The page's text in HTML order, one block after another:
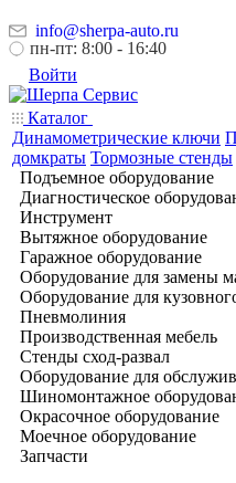
info@sherpa-auto.ru
пн-пт: 8:00 - 16:40
Войти
Каталог
Динамометрические ключи
домкраты Тормозные стенды
Подъемное оборудование
Диагностическое
Инструмент
Вытяжное оборудование
Гаражное оборудование
Оборудование для замены
Оборудование для
Пневмолиния
Производственная мебель
Стенды сход-развал
Оборудование для
Шиномонтажное
Окрасочное оборудование
Моечное оборудование
Запчасти